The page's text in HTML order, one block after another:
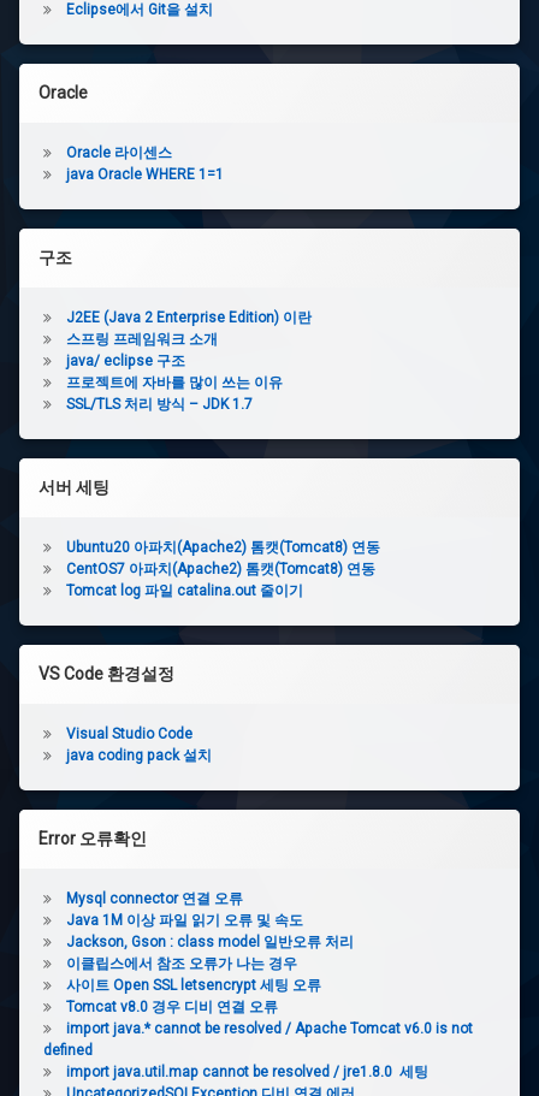
Eclipse에서 Git을 설치
Oracle
Oracle 라이센스
java Oracle WHERE 1=1
구조
J2EE (Java 2 Enterprise Edition) 이란
스프링 프레임워크 소개
java/ eclipse 구조
프로젝트에 자바를 많이 쓰는 이유
SSL/TLS 처리 방식 – JDK 1.7
서버 세팅
Ubuntu20 아파치(Apache2) 톰캣(Tomcat8) 연동
CentOS7 아파치(Apache2) 톰캣(Tomcat8) 연동
Tomcat log 파일 catalina.out 줄이기
VS Code 환경설정
Visual Studio Code
java coding pack 설치
Error 오류확인
Mysql connector 연결 오류
Java 1M 이상 파일 읽기 오류 및 속도
Jackson, Gson : class model 일반오류 처리
이클립스에서 참조 오류가 나는 경우
사이트 Open SSL letsencrypt 세팅 오류
Tomcat v8.0 경우 디비 연결 오류
import java.* cannot be resolved / Apache Tomcat v6.0 is not
defined
import java.util.map cannot be resolved / jre1.8.0 세팅